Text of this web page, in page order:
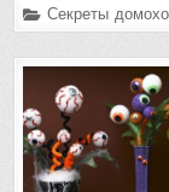
Posted
in
Секреты